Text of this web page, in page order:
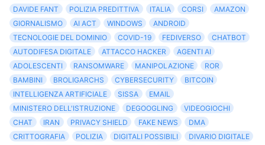
DAVIDE FANT
POLIZIA PREDITTIVA ITALIA CORSI
AMAZON
GIORNALISMO
AI ACT WINDOWS
ANDROID
TECNOLOGIE DEL DOMINIO
COVID-19 FEDIVERSO
CHATBOT
AUTODIFESA DIGITALE
ATTACCO HACKER
AGENTI AI
ADOLESCENTI
RANSOMWARE MANIPOLAZIONE
ROR
BAMBINI
BROLIGARCHS CYBERSECURITY
BITCOIN
INTELLIGENZA ARTIFICIALE
SISSA
EMAIL
MINISTERO DELL'ISTRUZIONE
DEGOOGLING
VIDEOGIOCHI
CHAT
IRAN PRIVACY SHIELD FAKE NEWS
DMA
CRITTOGRAFIA
POLIZIA DIGITALI POSSIBILI
DIVARIO DIGITALE